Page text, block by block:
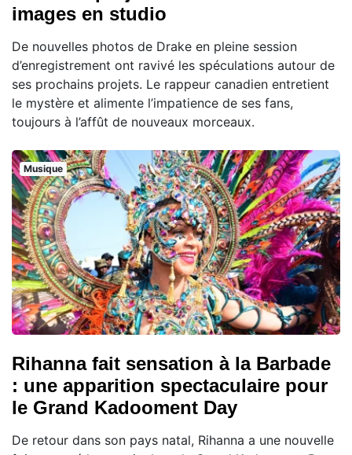
images en studio
De nouvelles photos de Drake en pleine session
d’enregistrement ont ravivé les spéculations autour de
ses prochains projets. Le rappeur canadien entretient
le mystère et alimente l’impatience de ses fans,
toujours à l’affût de nouveaux morceaux.
Musique
Rihanna fait sensation à la Barbade
: une apparition spectaculaire pour
le Grand Kadooment Day
De retour dans son pays natal, Rihanna a une nouvelle